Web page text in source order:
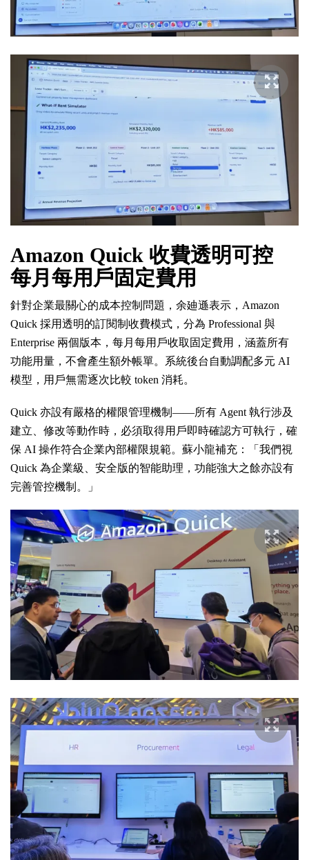
Amazon Quick 收費透明可控
每月每用戶固定費用
針對企業最關心的成本控制問題，余廸遜表示，Amazon
Quick 採用透明的訂閱制收費模式，分為 Professional 與
Enterprise 兩個版本，每月每用戶收取固定費用，涵蓋所有
功能用量，不會產生額外帳單。系統後台自動調配多元 AI
模型，用戶無需逐次比較 token 消耗。
Quick 亦設有嚴格的權限管理機制——所有 Agent 執行涉及
建立、修改等動作時，必須取得用戶即時確認方可執行，確
保 AI 操作符合企業內部權限規範。蘇小龍補充：「我們視
Quick 為企業級、安全版的智能助理，功能強大之餘亦設有
完善管控機制。」